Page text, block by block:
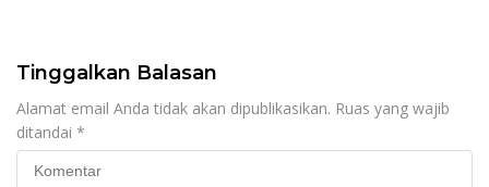
Tinggalkan Balasan
Alamat email Anda tidak akan dipublikasikan. Ruas yang wajib
ditandai *